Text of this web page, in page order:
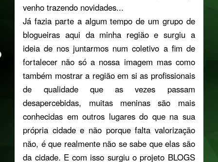
venho trazendo novidades...
Já fazia parte a algum tempo de um grupo de
blogueiras aqui da minha região e surgiu a
ideia de nos juntarmos num coletivo a fim de
fortalecer não só a nossa imagem mas como
também mostrar a região em si as profissionais
de qualidade que as vezes passam
desapercebidas, muitas meninas são mais
conhecidas em outros lugares do que na sua
própria cidade e não porque falta valorização
não, é que realmente não se sabe que elas são
da cidade. E com isso surgiu o projeto BLOGS